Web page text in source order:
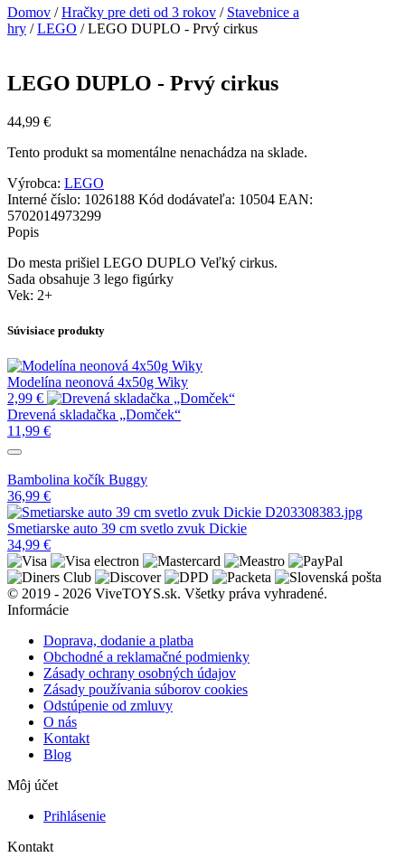
Domov /Hračky pre deti od 3 rokov / Stavebnice a
hry /LEGO / LEGO DUPLO - Prvý cirkus
LEGO DUPLO - Prvý cirkus
44,99 €
Tento produkt sa momentálne nenachádza na sklade.
Výrobca: LEGO
Interné číslo: 1026188 Kód dodávateľa: 10504 EAN:
5702014973299
Popis
Do mesta prišiel LEGO DUPLO Veľký cirkus.
Sada obsahuje 3 lego figúrky
Vek: 2+
Súvisiace produkty
Modelína neonová 4x50g Wiky
2,99 €
Drevená skladačka „Domček“
11,99 €
Bambolina kočík Buggy
36,99 €
Smetiarske auto 39 cm svetlo zvuk Dickie
34,99 €
© 2019 - 2026 ViveTOYS.sk. Všetky práva vyhradené.
Informácie
Doprava, dodanie a platba
Obchodné a reklamačné podmienky
Zásady ochrany osobných údajov
Zásady používania súborov cookies
Odstúpenie od zmluvy
O nás
Kontakt
Blog
Môj účet
Prihlásenie
Kontakt